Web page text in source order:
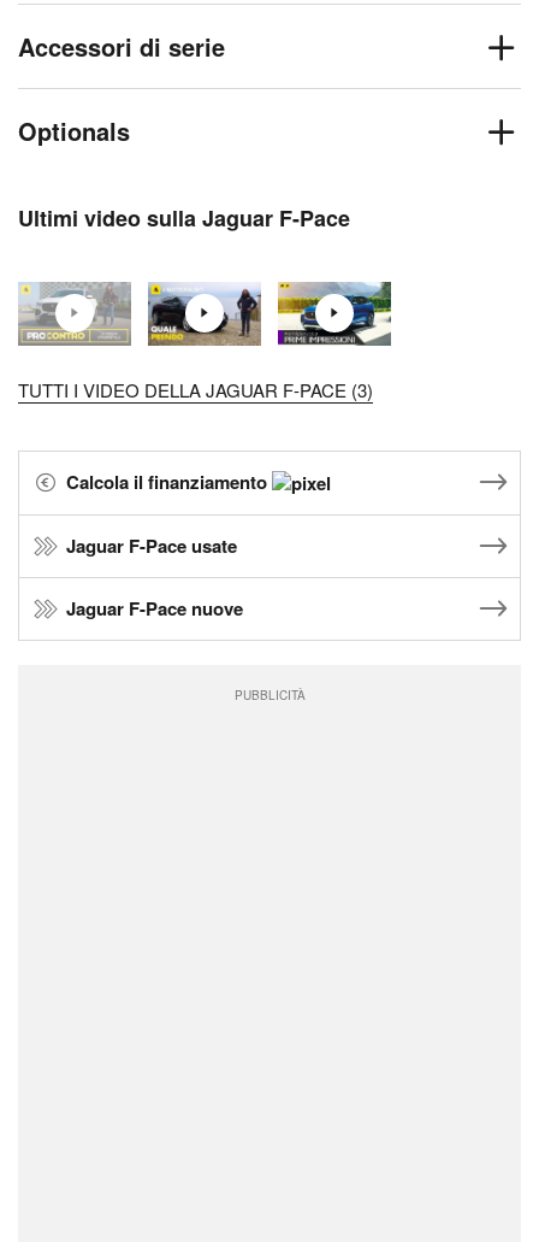
Accessori di serie
Optionals
Ultimi video sulla Jaguar F-Pace
TUTTI I VIDEO DELLA JAGUAR F-PACE (3)
Calcola il finanziamento
Jaguar F-Pace usate
Jaguar F-Pace nuove
PUBBLICITÀ